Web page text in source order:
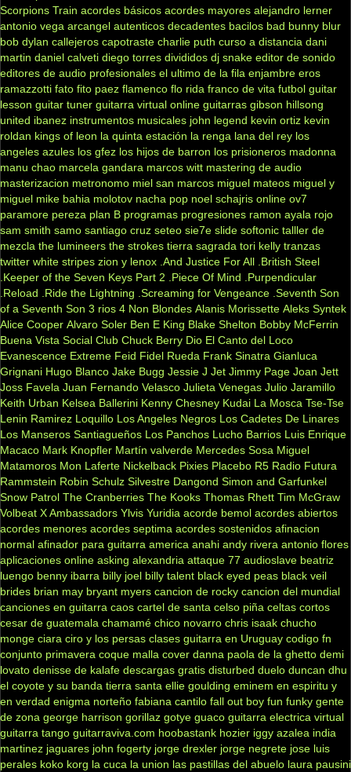
Scorpions Train acordes básicos acordes mayores alejandro lerner
antonio vega arcangel autenticos decadentes bacilos bad bunny blur
bob dylan callejeros capotraste charlie puth curso a distancia dani
martin daniel calveti diego torres divididos dj snake editor de sonido
editores de audio profesionales el ultimo de la fila enjambre eros
ramazzotti fato fito paez flamenco flo rida franco de vita futbol guitar
lesson guitar tuner guitarra virtual online guitarras gibson hillsong
united ibanez instrumentos musicales john legend kevin ortiz kevin
roldan kings of leon la quinta estación la renga lana del rey los
angeles azules los gfez los hijos de barron los prisioneros madonna
manu chao marcela gandara marcos witt mastering de audio
masterizacion metronomo miel san marcos miguel mateos miguel y
miguel mike bahia molotov nacha pop noel schajris online ov7
paramore pereza plan B programas progresiones ramon ayala rojo
sam smith samo santiago cruz seteo sie7e slide softonic talller de
mezcla the lumineers the strokes tierra sagrada tori kelly tranzas
twitter white stripes zion y lenox .And Justice For All .British Steel
.Keeper of the Seven Keys Part 2
.Piece Of Mind
.Purpendicular
.Reload
.Ride the Lightning .Screaming for Vengeance .Seventh Son
of a Seventh Son 3 rios 4 Non Blondes Alanis Morissette Aleks Syntek
Alice Cooper Alvaro Soler Ben E King Blake Shelton Bobby McFerrin
Buena Vista Social Club Chuck Berry Dio El Canto del Loco
Evanescence Extreme Feid Fidel Rueda Frank Sinatra Gianluca
Grignani Hugo Blanco Jake Bugg Jessie J Jet Jimmy Page Joan Jett
Joss Favela Juan Fernando Velasco Julieta Venegas Julio Jaramillo
Keith Urban Kelsea Ballerini Kenny Chesney Kudai La Mosca Tse-Tse
Lenin Ramirez Loquillo Los Angeles Negros Los Cadetes De Linares
Los Manseros Santiagueños Los Panchos Lucho Barrios Luis Enrique
Macaco Mark Knopfler Martín valverde Mercedes Sosa Miguel
Matamoros Mon Laferte Nickelback Pixies Placebo R5 Radio Futura
Rammstein Robin Schulz Silvestre Dangond Simon and Garfunkel
Snow Patrol The Cranberries The Kooks Thomas Rhett Tim McGraw
Volbeat X Ambassadors Ylvis Yuridia acorde bemol acordes abiertos
acordes menores acordes septima acordes sostenidos afinacion
normal afinador para guitarra america anahi andy rivera antonio flores
aplicaciones online asking alexandria attaque 77 audioslave beatriz
luengo benny ibarra billy joel billy talent black eyed peas black veil
brides brian may bryant myers cancion de rocky cancion del mundial
canciones en guitarra caos cartel de santa celso piña celtas cortos
cesar de guatemala chamamé chico novarro chris isaak chucho
monge ciara ciro y los persas clases guitarra en Uruguay codigo fn
conjunto primavera coque malla cover danna paola de la ghetto demi
lovato denisse de kalafe descargas gratis disturbed duelo duncan dhu
el coyote y su banda tierra santa ellie goulding eminem en espiritu y
en verdad enigma norteño fabiana cantilo fall out boy fun funky gente
de zona george harrison gorillaz gotye guaco guitarra electrica virtual
guitarra tango guitarraviva.com hoobastank hozier iggy azalea india
martinez jaguares john fogerty jorge drexler jorge negrete jose luis
perales koko korg la cuca la union las pastillas del abuelo laura pausini